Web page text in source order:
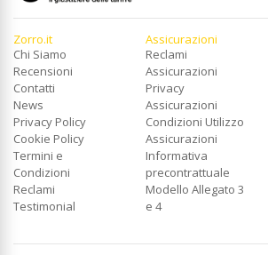
Zorro.it
Chi Siamo
Recensioni
Contatti
News
Privacy Policy
Cookie Policy
Termini e
Condizioni
Reclami
Testimonial
Assicurazioni
Reclami
Assicurazioni
Privacy
Assicurazioni
Condizioni Utilizzo
Assicurazioni
Informativa
precontrattuale
Modello Allegato 3
e 4